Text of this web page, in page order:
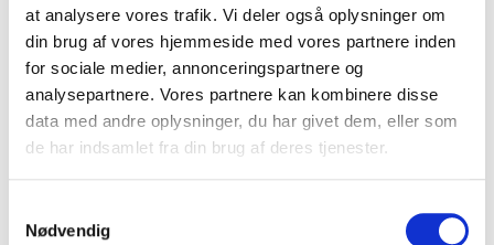
at analysere vores trafik. Vi deler også oplysninger om
din brug af vores hjemmeside med vores partnere inden
for sociale medier, annonceringspartnere og
analysepartnere. Vores partnere kan kombinere disse
data med andre oplysninger, du har givet dem, eller som
de har indsamlet fra din brug af deres tjenester.
Nødvendig
Travertin Noche
TT-561
Omgående levering. Fast lavpris